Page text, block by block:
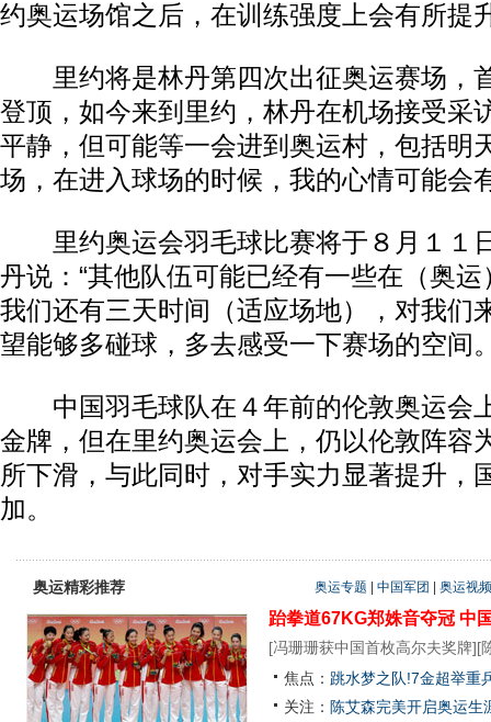
约奥运场馆之后，在训练强度上会有所提
里约将是林丹第四次出征奥运赛场，
登顶，如今来到里约，林丹在机场接受采
平静，但可能等一会进到奥运村，包括明
场，在进入球场的时候，我的心情可能会
里约奥运会羽毛球比赛将于８月１１
丹说：“其他队伍可能已经有一些在（奥
我们还有三天时间（适应场地），对我们
望能够多碰球，多去感受一下赛场的空间
中国羽毛球队在４年前的伦敦奥运会
金牌，但在里约奥运会上，仍以伦敦阵容
所下滑，与此同时，对手实力显著提升，
加。
奥运精彩推荐 奥运专题 中国军团 奥运视频
跆拳道67KG郑姝音夺冠 中
[冯珊珊获中国首枚高尔夫奖牌][
焦点： 跳水梦之队!7金超举重
关注： 陈艾森完美开启奥运